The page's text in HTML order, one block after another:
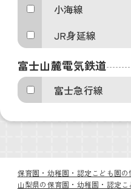
小海線
JR身延線
富士山麓電気鉄道
富士急行線
保育園・幼稚園・認定こども園
山梨県の保育園・幼稚園・認定